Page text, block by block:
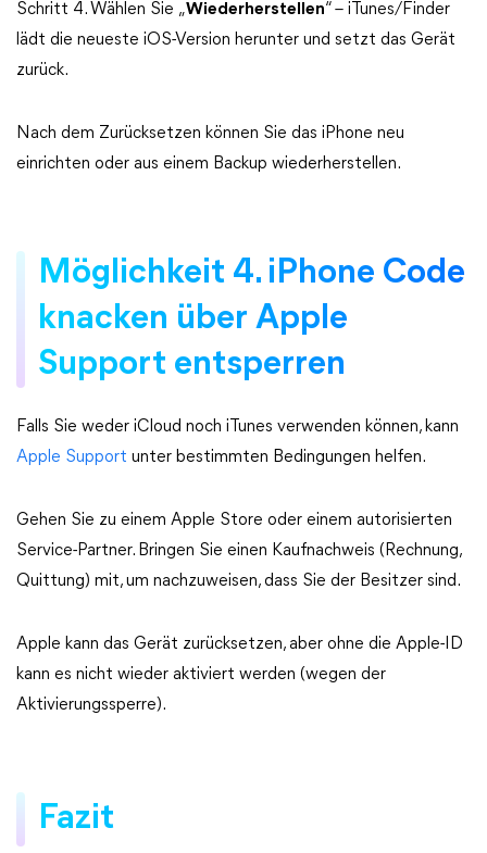
Schritt 4. Wählen Sie „Wiederherstellen“ – iTunes/Finder
lädt die neueste iOS-Version herunter und setzt das Gerät
zurück.
Nach dem Zurücksetzen können Sie das iPhone neu
einrichten oder aus einem Backup wiederherstellen.
Möglichkeit 4. iPhone Code
knacken über Apple
Support entsperren
Falls Sie weder iCloud noch iTunes verwenden können, kann
Apple Support unter bestimmten Bedingungen helfen.
Gehen Sie zu einem Apple Store oder einem autorisierten
Service-Partner. Bringen Sie einen Kaufnachweis (Rechnung,
Quittung) mit, um nachzuweisen, dass Sie der Besitzer sind.
Apple kann das Gerät zurücksetzen, aber ohne die Apple-ID
kann es nicht wieder aktiviert werden (wegen der
Aktivierungssperre).
Fazit